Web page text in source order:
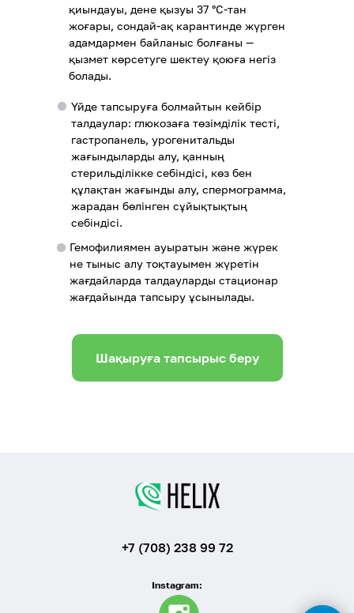
қиындауы, дене қызуы 37 °C-тан
жоғары, сондай-ақ карантинде жүрген
адамдармен байланыс болғаны —
қызмет көрсетуге шектеу қоюға негіз
болады.
Гемофилиямен ауыратын және жүрек
не тыныс алу тоқтауымен жүретін
жағдайларда талдауларды стационар
жағдайында тапсыру ұсынылады.
Үйде тапсыруға болмайтын кейбір
талдаулар: глюкозаға төзімділік тесті,
гастропанель, урогенитальды
жағындыларды алу, қанның
стерильділікке себіндісі, көз бен
құлақтан жағынды алу, спермограмма,
жарадан бөлінген сұйықтықтың
себіндісі.
Шақыруға тапсырыс беру
Instagram:
+7 (708) 238 99 72